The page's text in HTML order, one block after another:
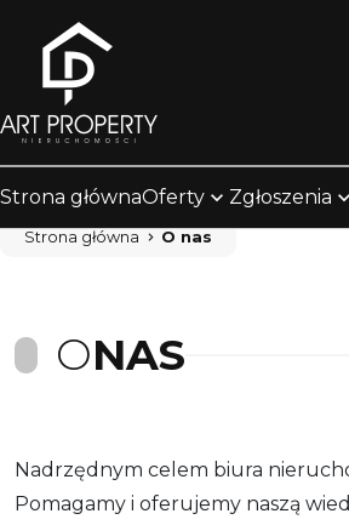
Strona głównaOferty Zgłoszenia
Strona główna O nas
ONAS
Nadrzędnym celem biura
Pomagamy i oferujemy naszą